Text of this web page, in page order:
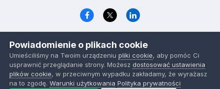
www.optymalizacja.com
Powered by Invision Community
Powiadomienie o plikach cookie
Umieściliśmy na Twoim urządzeniupliki cookie, aby pomóc Ci
usprawnić przeglądanie strony. Możeszdostosować ustawienia
plików cookie, w przeciwnym wypadku zakładamy, że wyrażasz
na to zgodę.Warunki użytkowania Polityka prywatności